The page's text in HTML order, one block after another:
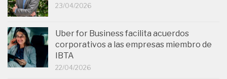
23/04/2026
Uber for Business facilita acuerdos
corporativos a las empresas miembro de
IBTA
22/04/2026